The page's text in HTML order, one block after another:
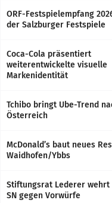
ORF-Festspielempfang
der Salzburger Festspiele
Coca-Cola präsentiert
weiterentwickelte visuelle
Markenidentität
Tchibo bringt Ube-Trend
Österreich
McDonald’s baut neues
Waidhofen/Ybbs
Stiftungsrat Lederer wehrt
SN gegen Vorwürfe